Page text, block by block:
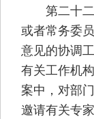
第二十二
或者常务委
意见的协调
有关工作机
案中，对部
邀请有关专